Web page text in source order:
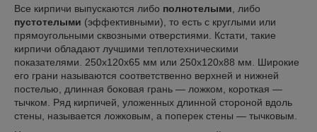
Все кирпичи выпускаются либо полнотелыми , либо
пустотелыми (эффективными), то есть с круглыми или
прямоугольными сквозными отверстиями. Кстати, такие
кирпичи обладают лучшими теплотехническими
показателями. 250x120x65 мм или 250x120x88 мм. Широкие
его грани называются соответственно верхней и нижней
постелью, длинная боковая грань — ложком, короткая —
тычком. Ряд кирпичей, уложенных длинной стороной вдоль
стены, называется ложковым, а поперек стены — тычковым.